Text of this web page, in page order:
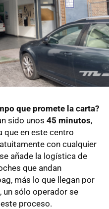
que promete la carta?
sido unos 45 minutos,
que en este centro
con cualquier
añade la logística de
que andan
más lo que llegan por
un sólo operador se
proceso.